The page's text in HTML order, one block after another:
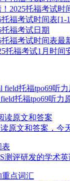
2025托福考试时
托福考试时间表
托福考试日期
托福考试时间表最
托福考试1月时间
field托福tpo69听
field托福tpo69听
读原文和答案
读原文和答案，
表
测评研发的学术
点词汇